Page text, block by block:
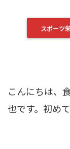
スポーツ
こんにちは、
也です。初め